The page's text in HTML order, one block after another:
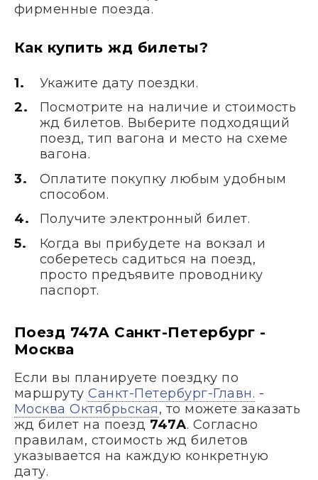
фирменные поезда.
Как купить жд билеты?
Укажите дату поездки.
Посмотрите на наличие и стоимость
жд билетов. Выберите подходящий
поезд, тип вагона и место на схеме
вагона.
Оплатите покупку любым удобным
способом.
Получите электронный билет.
Когда вы прибудете на вокзал и
соберетесь садиться на поезд,
просто предъявите проводнику
паспорт.
Поезд 747А Санкт-Петербург -
Москва
Если вы планируете поездку по
маршрутуСанкт-Петербург-Главн. -
Москва Октябрьская, то можете заказать
жд билет на поезд 747А. Согласно
правилам, стоимость жд билетов
указывается на каждую конкретную
дату.